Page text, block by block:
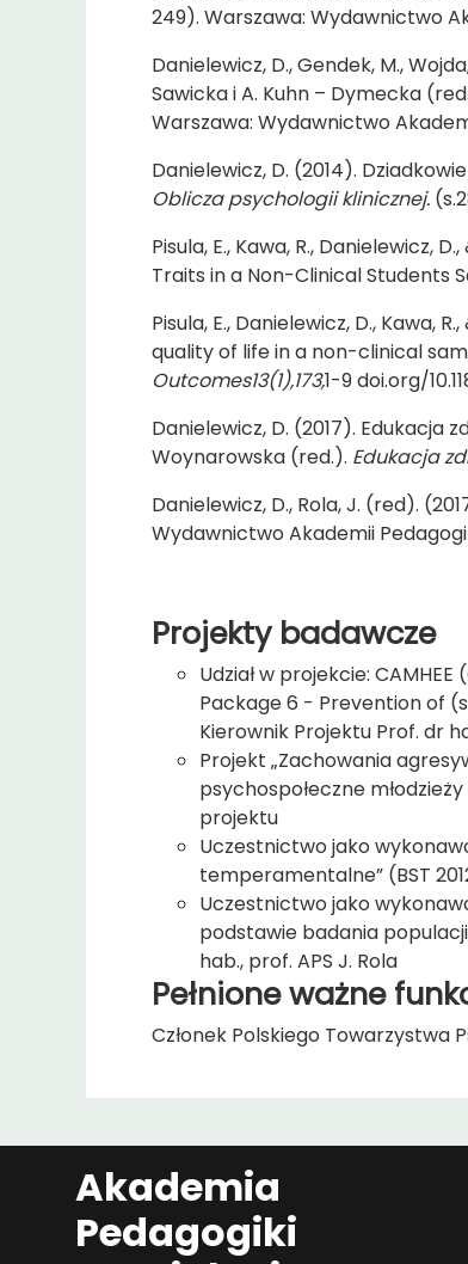
249). Warszawa: Wydawnictwo
Danielewicz, D., Gendek, M.,
Sawicka i A. Kuhn – Dymecka
Warszawa: Wydawnictwo
Danielewicz, D. (2014).
Oblicza psychologii klinicznej.
Pisula, E., Kawa, R., Danielewicz,
Traits in a Non-Clinical Students
Pisula, E., Danielewicz, D., Kawa,
quality of life in a non-clinical
Outcomes13(1),173,1-9 doi.org/
Danielewicz, D. (2017). Edukacja
Woynarowska (red.). Edukacja
Danielewicz, D., Rola, J. (red).
Wydawnictwo Akademii
Projekty badawcze
Udział w projekcie:
Package 6 - Prevention of
Kierownik Projektu Prof. dr
Projekt „Zachowania
psychospołeczne
projektu
Uczestnictwo jako
temperamentalne” (BST
Uczestnictwo jako
podstawie badania populacji
hab., prof. APS J. Rola
Pełnione ważne
Członek Polskiego Towarzystwa
Akademia
Pedagogiki